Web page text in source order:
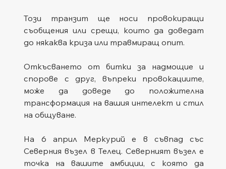
Този транзит ще носи провокиращи
съобщения или срещи, които да доведат
до някаква криза или травмиращ опит.
Откъсването от битки за надмощие и
спорове с друг, въпреки провокациите,
може да доведе до положителна
трансформация на вашия интелект и стил
на общуване.
На 6 април Меркурий е в съвпад със
Северния възел в Телец. Северният възел е
точка на вашите амбиции, с която да